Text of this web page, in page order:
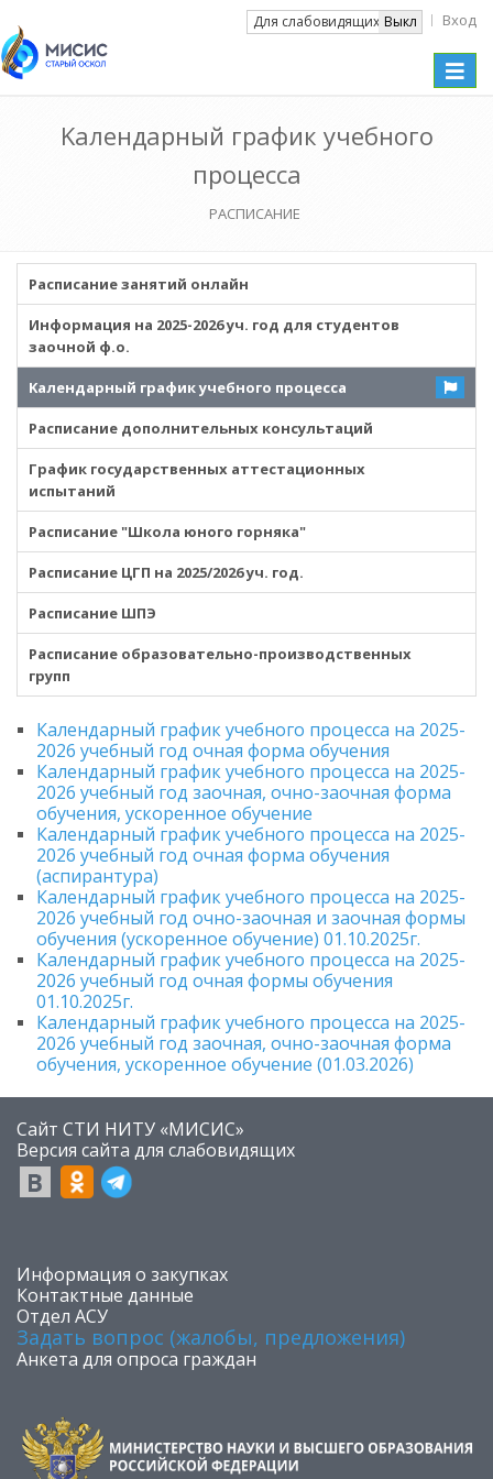
Для слабовидящих Выкл Вход
Toggle
Kалендарный график учебного
процесса
РАСПИСАНИЕ
Расписание занятий онлайн
Информация на 2025-2026 уч. год для студентов
заочной ф.о.
Kалендарный график учебного процесса
Расписание дополнительных консультаций
График государственных аттестационных
испытаний
Расписание "Школа юного горняка"
Расписание ЦГП на 2025/2026 уч. год.
Расписание ШПЭ
Расписание образовательно-производственных
групп
Календарный график учебного процесса на 2025-
2026 учебный год очная форма обучения
Календарный график учебного процесса на 2025-
2026 учебный год заочная, очно-заочная форма
обучения, ускоренное обучение
Календарный график учебного процесса на 2025-
2026 учебный год очная форма обучения
(аспирантура)
Календарный график учебного процесса на 2025-
2026 учебный год очно-заочная и заочная формы
обучения (ускоренное обучение) 01.10.2025г.
Календарный график учебного процесса на 2025-
2026 учебный год очная формы обучения
01.10.2025г.
Календарный график учебного процесса на 2025-
2026 учебный год заочная, очно-заочная форма
обучения, ускоренное обучение (01.03.2026)
Сайт СТИ НИТУ «МИСИС»
​Версия сайта для слабовидящих
​Информация о закупках
Контактные данные
Отдел АСУ
Задать вопрос (жалобы, предложения)
Анкета для опроса граждан